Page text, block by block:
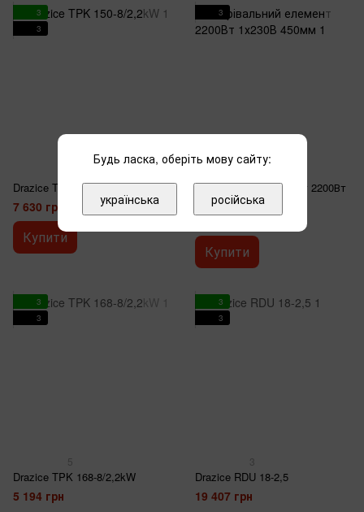
3
3
Drazice TPK 150-8/2,2kW
7 630 грн
Купити
3
Нагрівальний елемент 2200Вт
1х230В 450мм
Купити
3
3
5
Drazice TPK 168-8/2,2kW
5 194 грн
3
3
3
Drazice RDU 18-2,5
19 407 грн
Будь ласка, оберіть мову сайту:
українська російська